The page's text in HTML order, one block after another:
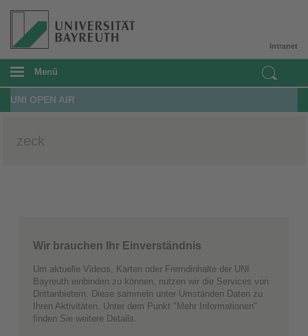
Intranet
Menü
UNI OPEN AIR
zeck
Wir brauchen Ihr Einverständnis
Um aktuelle Videos, Karten oder Fremdinhalte der UNI
Bayreuth einbinden zu können, nutzen wir die Services von
Drittanbietern. Diese sammeln unter Umständen Daten zu
Ihren Aktivitäten. Unter dem Punkt "Mehr Informationen"
finden Sie weitere Details.